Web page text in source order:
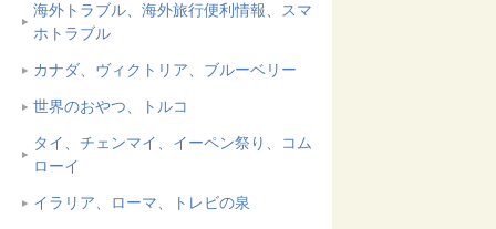
海外トラブル、海外旅行便利情報、スマ
ホトラブル
カナダ、ヴィクトリア、ブルーベリー
世界のおやつ、トルコ
タイ、チェンマイ、イーペン祭り、コム
ローイ
イラリア、ローマ、トレビの泉